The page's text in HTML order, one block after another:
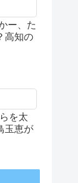
ー、た
高知の
を太
玉恵が